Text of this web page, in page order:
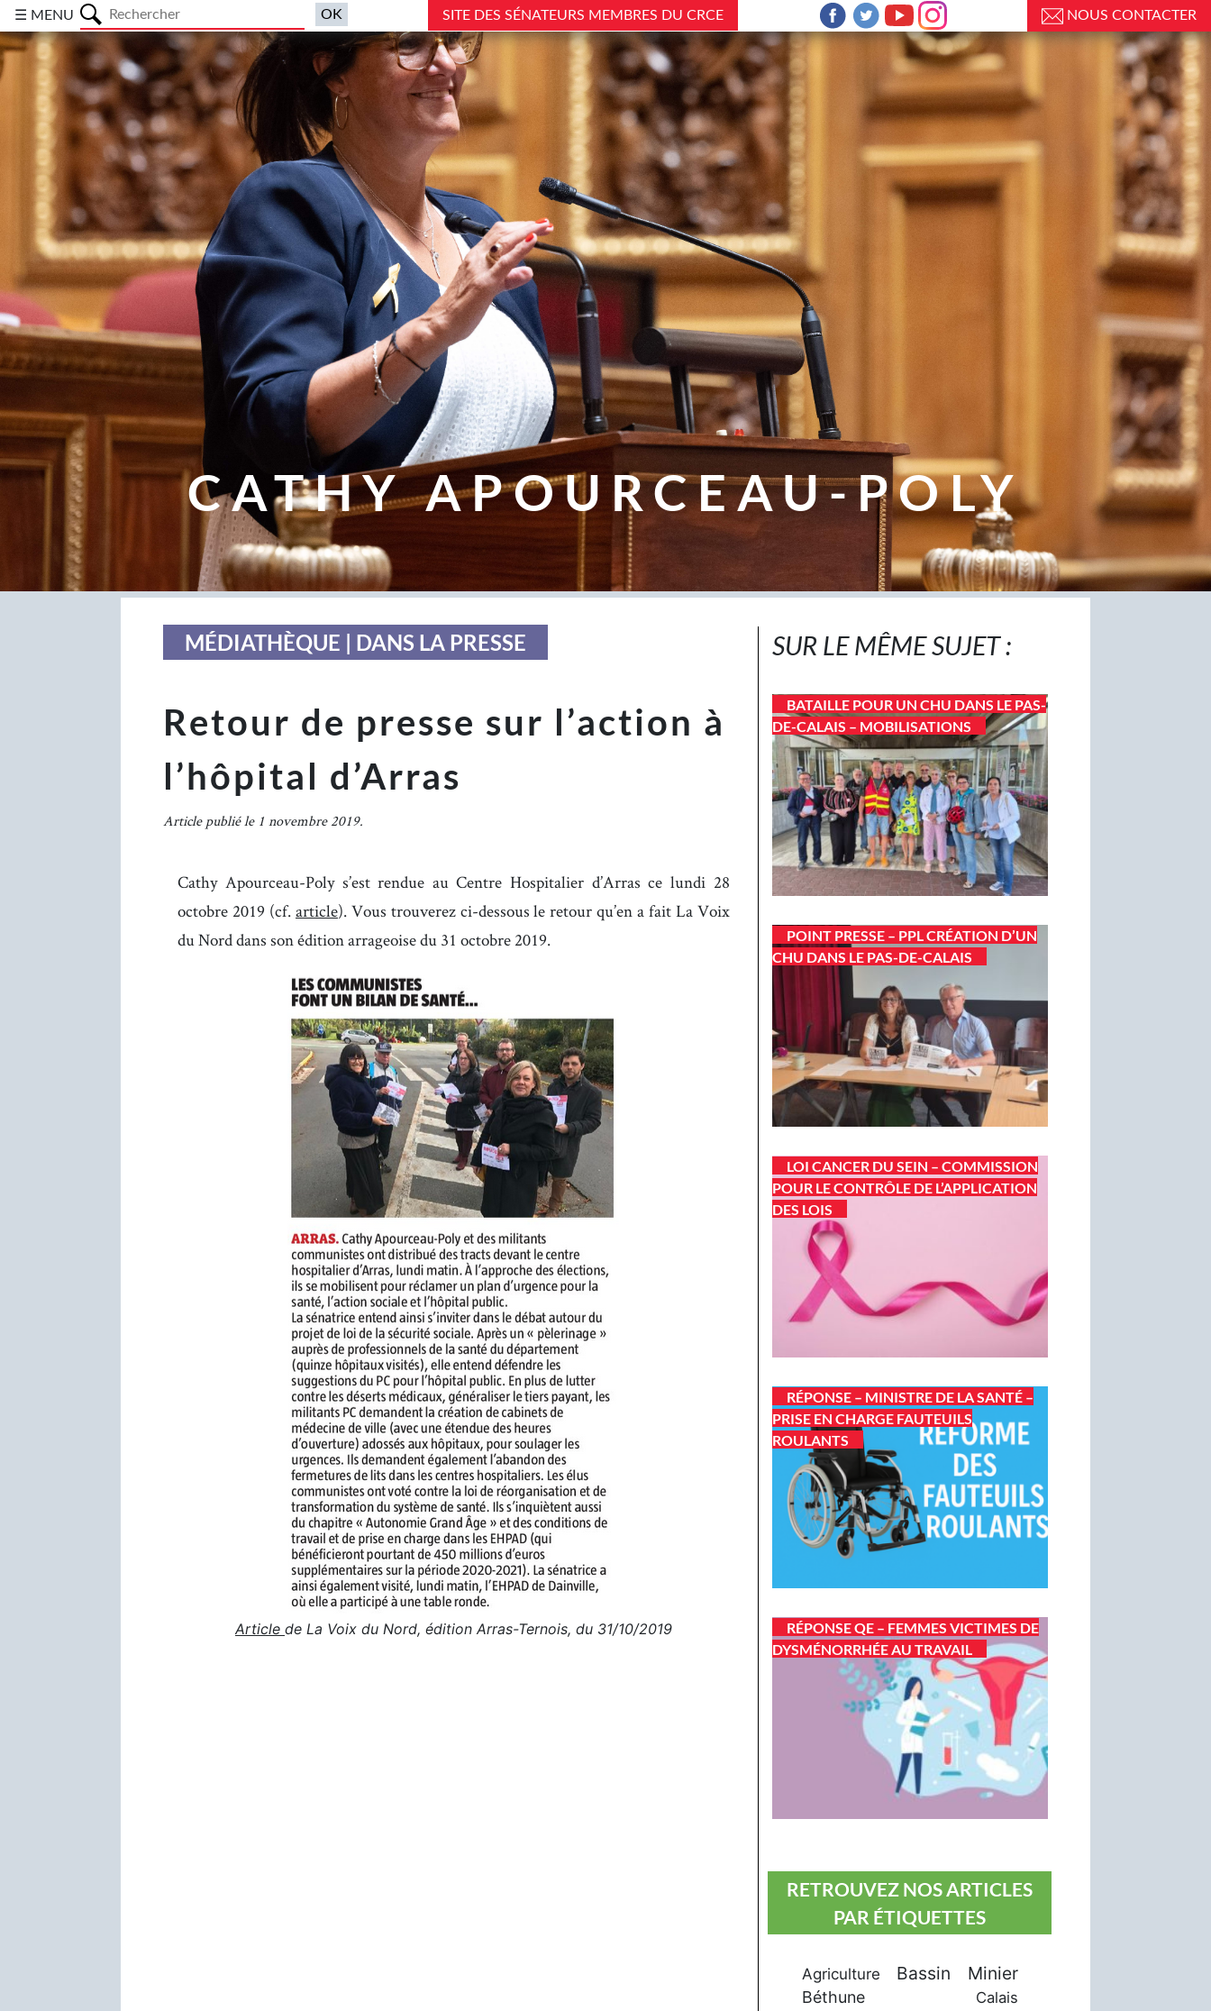
☰ MENU SITE DES SÉNATEURS MEMBRES DU CRCE NOUS CONTACTER
CATHY APOURCEAU-POLY
MÉDIATHÈQUE | DANS LA PRESSE
Retour de presse sur l’action à
l’hôpital d’Arras
Article publié le 1 novembre 2019.
Cathy Apourceau-Poly s’est rendue au Centre Hospitalier d’Arras ce lundi 28
octobre 2019 (cf. article). Vous trouverez ci-dessous le retour qu’en a fait La Voix
du Nord dans son édition arrageoise du 31 octobre 2019.
Article de La Voix du Nord, édition Arras-Ternois, du 31/10/2019
SUR LE MÊME SUJET :
BATAILLE POUR UN CHU DANS LE PAS-
DE-CALAIS – MOBILISATIONS
POINT PRESSE – PPL CRÉATION D’UN
CHU DANS LE PAS-DE-CALAIS
LOI CANCER DU SEIN – COMMISSION
POUR LE CONTRÔLE DE L’APPLICATION
DES LOIS
RÉPONSE – MINISTRE DE LA SANTÉ –
PRISE EN CHARGE FAUTEUILS
ROULANTS
RÉPONSE QE – FEMMES VICTIMES DE
DYSMÉNORRHÉE AU TRAVAIL
RETROUVEZ NOS ARTICLES
PAR ÉTIQUETTES
Agriculture Bassin Minier
Béthune Calais